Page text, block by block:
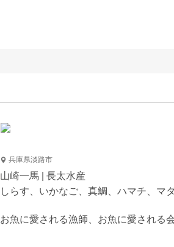
兵庫県淡路市
山崎一馬 | 長太水産
しらす、いかなご、真鯛、ハマチ、マ
お魚に愛される漁師、お魚に愛される会